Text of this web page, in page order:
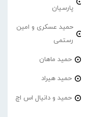
پارسیان
حمید عسکری و امین
رستمی
حمید ماهان
حمید هیراد
حمید و دانیال اس اچ